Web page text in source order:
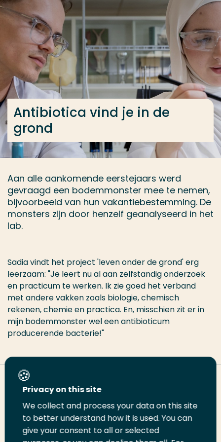
Ga direct naar de content
... > Biologie en Medisch Laboratoriumonderzoek
Antibiotica vind je in de
grond
Aan alle aankomende eerstejaars werd
gevraagd een bodemmonster mee te nemen,
bijvoorbeeld van hun vakantiebestemming. De
monsters zijn door henzelf geanalyseerd in het
lab.
Sadia vindt het project 'leven onder de grond' erg
leerzaam: "Je leert nu al aan zelfstandig onderzoek
en practicum te werken. Ik zie goed het verband
met andere vakken zoals biologie, chemisch
rekenen, chemie en practica. En, misschien zit er in
mijn bodemmonster wel een antibioticum
producerende bacterie!"
Deel deze pagina
DeelDeel
op
Deel
op
Email
deze
Print
deze
Veel gezocht
Opleiding
Contact
Privacy on this site
We collect and process your data on this site
to better understand how it is used. You can
give your consent to all or selected